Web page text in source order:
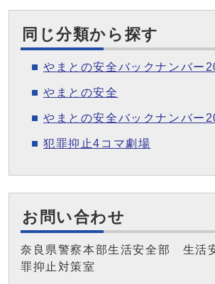
同じ分類から探す
やまとの安全バックナンバー
やまとの安全
やまとの安全バックナンバー
犯罪抑止4コマ劇場
お問い合わせ
奈良県警察本部生活安全部 生活
罪抑止対策室